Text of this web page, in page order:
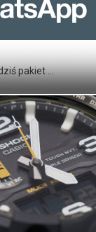
pakiet ...